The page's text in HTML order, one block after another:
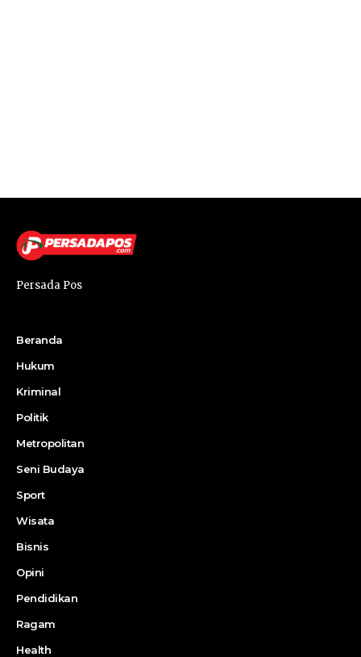
Persada Pos
Beranda
Hukum
Kriminal
Politik
Metropolitan
Seni Budaya
Sport
Wisata
Bisnis
Opini
Pendidikan
Ragam
Health